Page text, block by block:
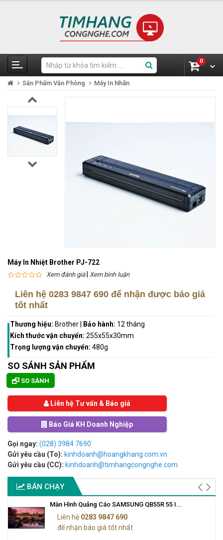
0
Sản Phẩm Văn Phòng Máy In Nhãn
Máy In Nhiệt Brother PJ-722
Xem đánh giá| Xem bình luận
Liên hệ 0283 9847 690 để nhận được báo giá
tốt nhất
Thương hiệu: Brother Bảo hành: 12 tháng
Kích thước vận chuyển: 255x55x30mm
Trọng lượng vận chuyển: 480g
SO SÁNH SẢN PHẨM
SO SÁNH
Liên hệ Tư vấn & Báo giá
Báo Giá KH Doanh Nghiệp
Gọi ngay: (028) 3984 7690
Gửi yêu cầu (To): kinhdoanh@hoangkhang.com.vn
Gửi yêu cầu (CC): kinhdoanh@timhangcongnghe.com
BÁN CHẠY
Màn Hình Quảng Cáo SAMSUNG QB55R 55 I...
Liên hệ 0283 9847 690
để nhận báo giá tốt nhất